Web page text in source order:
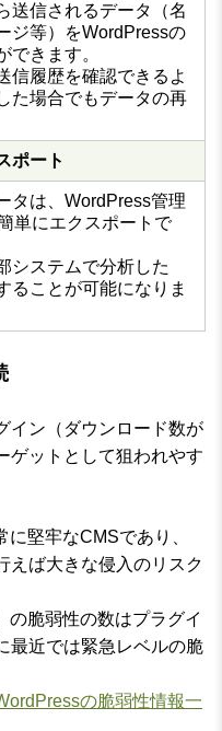
送信されるデータ（名
ジ等）をWordPressの
できます。
信履歴を確認できるよ
た場合でもデータの再
ポート
タは、WordPress管理
単にエクスポートで
システムで分析した
ることが可能になりま
イン（ダウンロード数が
ゲットとして狙われやす
堅牢なCMSであり、
えば大きな侵入のリスク
の脆弱性の数はプラグイ
最近では緊急レベルの脆
の脆弱性情報一